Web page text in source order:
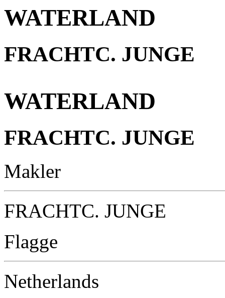
WATERLAND
FRACHTC. JUNGE
WATERLAND
FRACHTC. JUNGE
Makler
FRACHTC. JUNGE
Flagge
Netherlands